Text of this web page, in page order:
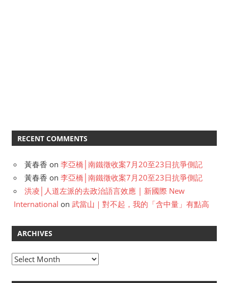
RECENT COMMENTS
黃春香 on 李亞橋│南鐵徵收案7月20至23日抗爭側記
黃春香 on 李亞橋│南鐵徵收案7月20至23日抗爭側記
洪凌│人道左派的去政治語言效應 | 新國際 New
International on 武當山｜對不起，我的「含中量」有點高
ARCHIVES
A